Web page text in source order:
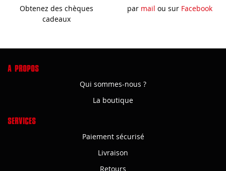
Obtenez des chèques
cadeaux
par mail ou sur Facebook
A PROPOS
Qui sommes-nous ?
La boutique
SERVICES
Paiement sécurisé
Livraison
Retours